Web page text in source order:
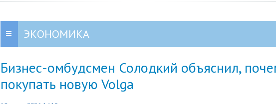
ЭКОНОМИКА
Бизнес-омбудсмен Солодкий объяснил,
покупать новую Volga